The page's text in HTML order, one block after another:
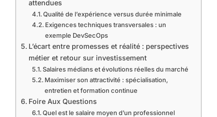
attendues
Qualité de l’expérience versus durée minimale
Exigences techniques transversales : un
exemple DevSecOps
L’écart entre promesses et réalité : perspectives
métier et retour sur investissement
Salaires médians et évolutions réelles du marché
Maximiser son attractivité : spécialisation,
entretien et formation continue
Foire Aux Questions
Quel est le salaire moyen d’un professionnel